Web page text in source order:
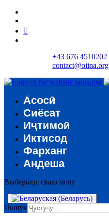
+43 676 4510202
contact@oiina.org
Асосӣ
Сиёсат
Иҷтимоӣ
Иктисод
Фарханг
Андеша
Выберыце сваю мову
Пошук